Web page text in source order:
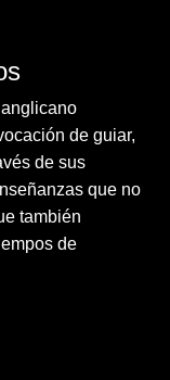
de guiar,
de sus
que no
también
de